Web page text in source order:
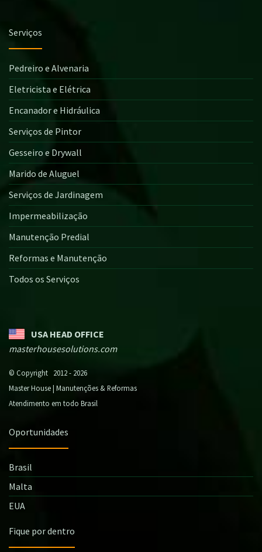
Serviços
Pedreiro e Alvenaria
Eletricista e Elétrica
Encanador e Hidráulica
Serviços de Pintor
Gesseiro e Drywall
Marido de Aluguel
Serviços de Jardinagem
Impermeabilização
Manutenção Predial
Reformas e Manutenção
Todos os Serviços
USA HEAD OFFICE
masterhousesolutions.com
© Copyright 2012 - 2026
Master House | Manutenções & Reformas
Atendimento em todo Brasil
Oportunidades
Brasil
Malta
EUA
Fique por dentro